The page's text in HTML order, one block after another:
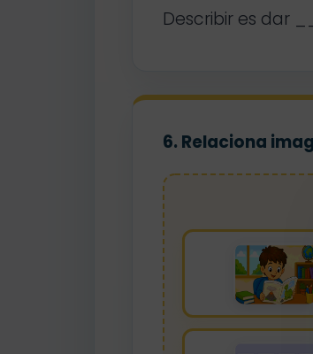
Describir es dar
6. Relaciona